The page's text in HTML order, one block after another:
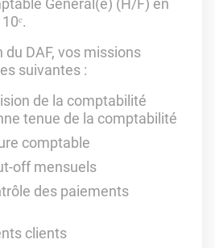
Général(e) (H/F) en
du DAF, vos missions
suivantes :
de la comptabilité
tenue de la comptabilité
comptable
off mensuels
des paiements
clients